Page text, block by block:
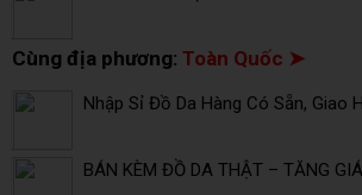
Cùng địa phương: Toàn Quốc ➤
Nhập Sỉ Đồ Da Hàng Có Sẵn, Giao
BÁN KÈM ĐỒ DA THẬT – TĂNG